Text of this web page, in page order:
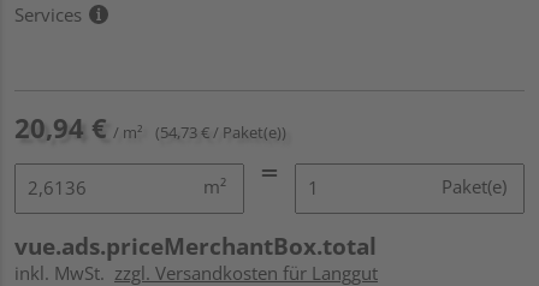
Services
20,94 € / m² (54,73 € / Paket(e))
m² Paket(e)
vue.ads.priceMerchantBox.total
inkl. MwSt. zzgl. Versandkosten für Langgut